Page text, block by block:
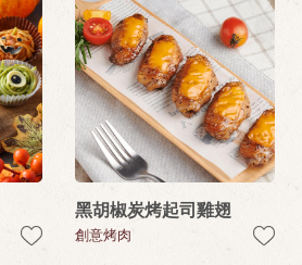
黑胡椒炭烤起司雞翅
創意烤肉